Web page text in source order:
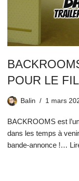
POUR LE
Balin 1 mars
BACKROOMS est
dans les temps à
bande-annonce !…